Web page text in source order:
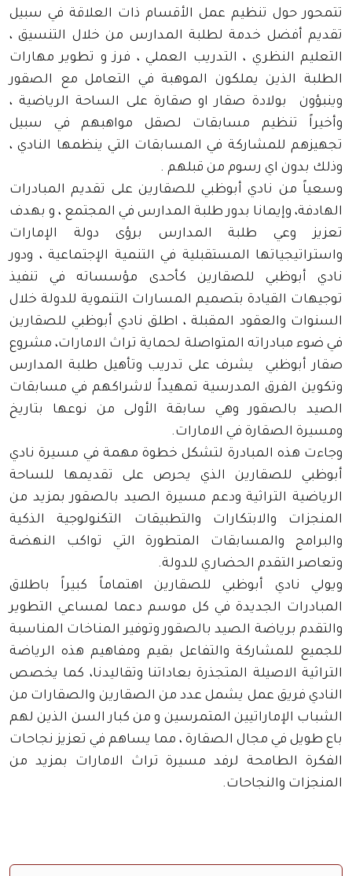
تتمحور حول تنظيم عمل الأقسام ذات العلاقة في سبيل
تقديم أفضل خدمة لطلبة المدارس من خلال التنسيق ،
التعليم النظري ، التدريب العملي ، فرز و تطوير مهارات
الطلبة الذين يملكون الموهبة في التعامل مع الصقور
وينبؤون بولادة صقار او صقارة على الساحة الرياضية ،
وأخيراً تنظيم مسابقات لصقل مواهبهم في سبيل
تجهيزهم للمشاركة في المسابقات التي ينظمها النادي ،
وذلك بدون اي رسوم من قبلهم .
وسعياً من نادي أبوظبي للصقارين على تقديم المبادرات
الهادفة، وإيمانا بدور طلبة المدارس في المجتمع ، و بهدف
تعزيز وعي طلبة المدارس برؤى دولة الإمارات
واستراتيجياتها المستقبلية في التنمية الإجتماعية ، ودور
نادي أبوظبي للصقارين كأحدى مؤسساته في تنفيذ
توجيهات القيادة بتصميم المسارات التنموية للدولة خلال
السنوات والعقود المقبلة ، اطلق نادي أبوظبي للصقارين
في ضوء مبادراته المتواصلة لحماية تراث الامارات، مشروع
صقار أبوظبي يشرف على تدريب وتأهيل طلبة المدارس
وتكوين الفرق المدرسية تمهيداً لاشراكهم في مسابقات
الصيد بالصقور وهي سابقة الأولى من نوعها بتاريخ
ومسيرة الصقارة في الامارات.
وجاءت هذه المبادرة لتشكل خطوة مهمة في مسيرة نادي
أبوظبي للصقارين الذي يحرص على تقديمها للساحة
الرياضية التراثية ودعم مسيرة الصيد بالصقور بمزيد من
المنجزات والابتكارات والتطبيقات التكنولوجية الذكية
والبرامج والمسابقات المتطورة التي تواكب النهضة
وتعاصر التقدم الحضاري للدولة.
ويولي نادي أبوظبي للصقارين اهتماماً كبيراً باطلاق
المبادرات الجديدة في كل موسم دعما لمساعي التطوير
والتقدم برياضة الصيد بالصقور وتوفير المناخات المناسبة
للجميع للمشاركة والتفاعل بقيم ومفاهيم هذه الرياضة
التراثية الاصيلة المتجذرة بعاداتنا وتقاليدنا، كما يخصص
النادي فريق عمل يشمل عدد من الصقارين والصقارات من
الشباب الإماراتيين المتمرسين و من كبار السن الذين لهم
باع طويل في مجال الصقارة ، مما يساهم في تعزيز نجاحات
الفكرة الطامحة لرفد مسيرة تراث الامارات بمزيد من
المنجزات والنجاحات.